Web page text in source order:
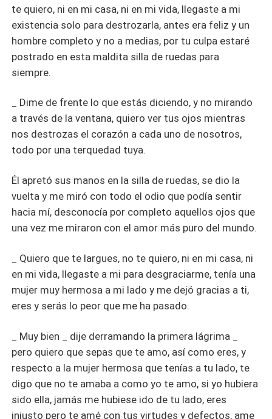
te quiero, ni en mi casa, ni en mi vida, llegaste a mi
existencia solo para destrozarla, antes era feliz y un
hombre completo y no a medias, por tu culpa estaré
postrado en esta maldita silla de ruedas para
siempre.
_ Dime de frente lo que estás diciendo, y no mirando
a través de la ventana, quiero ver tus ojos mientras
nos destrozas el corazón a cada uno de nosotros,
todo por una terquedad tuya.
Él apretó sus manos en la silla de ruedas, se dio la
vuelta y me miró con todo el odio que podía sentir
hacia mí, desconocía por completo aquellos ojos que
una vez me miraron con el amor más puro del mundo.
_ Quiero que te largues, no te quiero, ni en mi casa, ni
en mi vida, llegaste a mi para desgraciarme, tenía una
mujer muy hermosa a mi lado y me dejó gracias a ti,
eres y serás lo peor que me ha pasado.
_ Muy bien _ dije derramando la primera lágrima _
pero quiero que sepas que te amo, así como eres, y
respecto a la mujer hermosa que tenías a tu lado, te
digo que no te amaba a como yo te amo, si yo hubiera
sido ella, jamás me hubiese ido de tu lado, eres
injusto pero te amé con tus virtudes y defectos, ame